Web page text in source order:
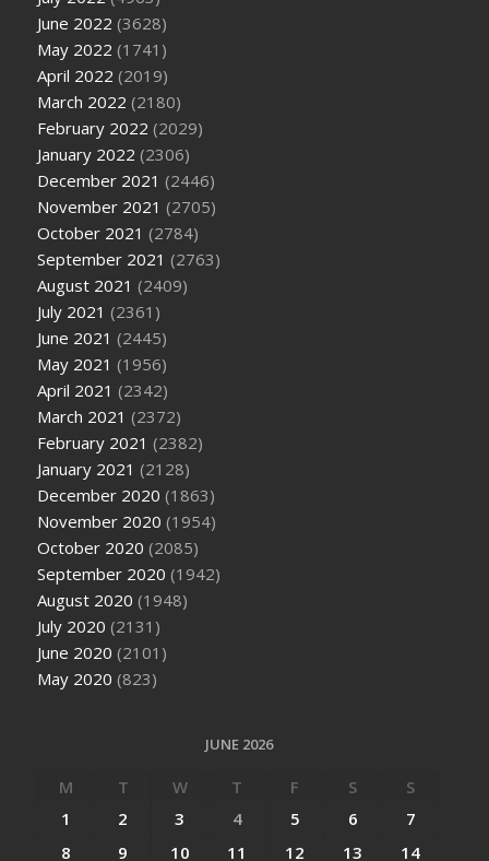
June 2022 (3628)
May 2022 (1741)
April 2022 (2019)
March 2022 (2180)
February 2022 (2029)
January 2022 (2306)
December 2021 (2446)
November 2021 (2705)
October 2021 (2784)
September 2021 (2763)
August 2021 (2409)
July 2021 (2361)
June 2021 (2445)
May 2021 (1956)
April 2021 (2342)
March 2021 (2372)
February 2021 (2382)
January 2021 (2128)
December 2020 (1863)
November 2020 (1954)
October 2020 (2085)
September 2020 (1942)
August 2020 (1948)
July 2020 (2131)
June 2020 (2101)
May 2020 (823)
JUNE 2026
M T W T F S
S
1
2 3 4 5 6
7
8
9 10 11 12 13 14